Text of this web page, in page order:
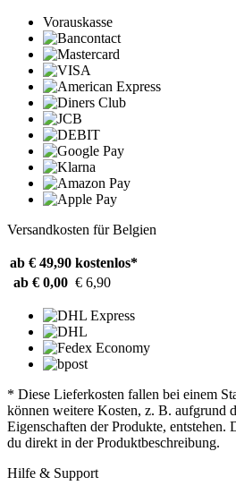
Vorauskasse
Versandkosten für Belgien
ab € 49,90 kostenlos*
ab € 0,00 € 6,90
* Diese Lieferkosten fallen bei einem
können weitere Kosten, z. B. aufgrund
Eigenschaften der Produkte, entstehen.
du direkt in der Produktbeschreibung.
Hilfe & Support